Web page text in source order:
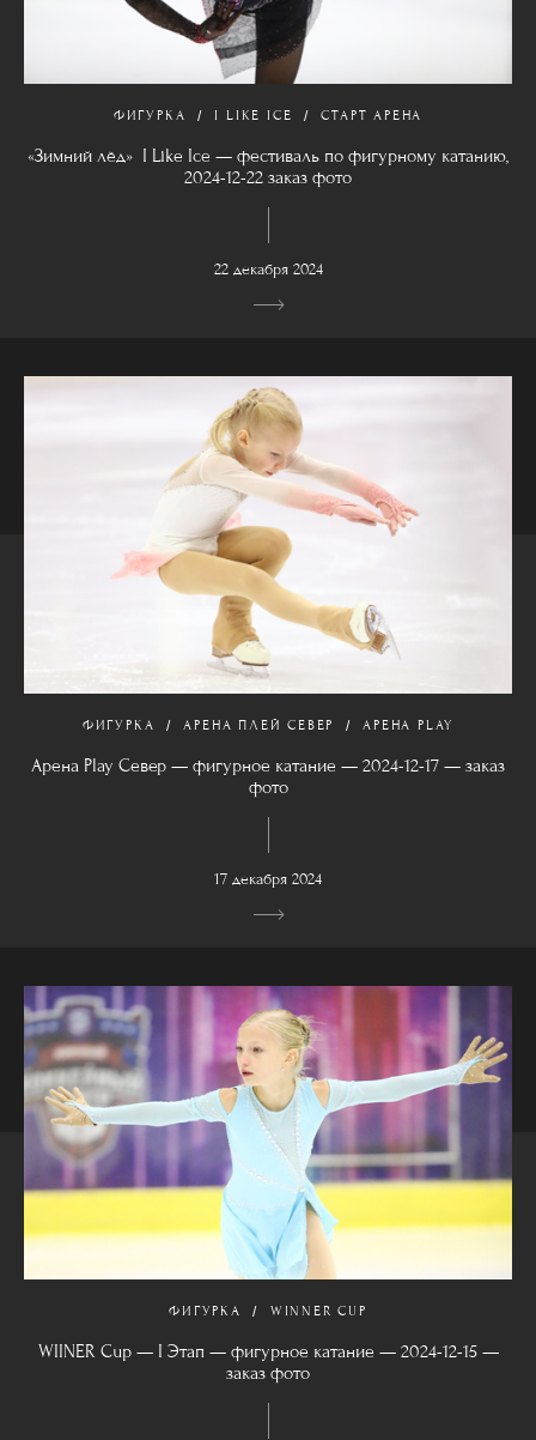
ФИГУРКА I LIKE ICE СТАРТ АРЕНА
«Зимний лёд» I Like Ice — фестиваль по фигурному катанию,
2024-12-22 заказ фото
22 декабря 2024
ФИГУРКА АРЕНА ПЛЕЙ СЕВЕР АРЕНА PLAY
Арена Play Север — фигурное катание — 2024-12-17 — заказ
фото
17 декабря 2024
ФИГУРКА WINNER CUP
WIINER Cup — I Этап — фигурное катание — 2024-12-15 —
заказ фото